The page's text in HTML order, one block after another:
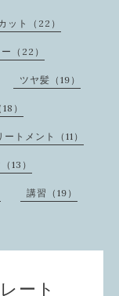
ット（22）
（22）
ツヤ髪（19）
）
トメント（11）
13）
講習（19）
ート